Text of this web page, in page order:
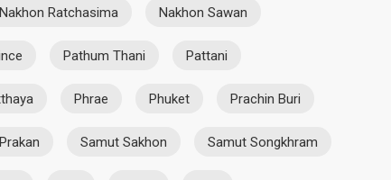
Nakhon Ratchasima Nakhon Sawan
Pathum Thani Pattani
Phrae Phuket Prachin Buri
Samut Sakhon Samut Songkhram